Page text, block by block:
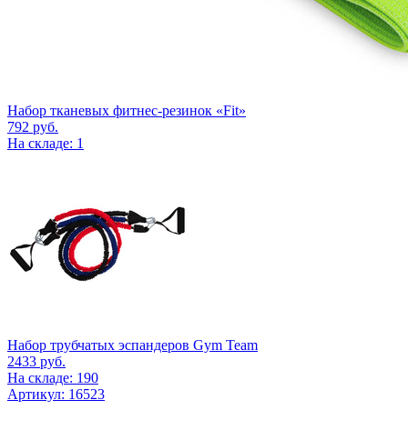
Набор тканевых фитнес-резинок «Fit»
792 руб.
На складе: 1
Набор трубчатых эспандеров Gym Team
2433 руб.
На складе: 190
Артикул: 16523